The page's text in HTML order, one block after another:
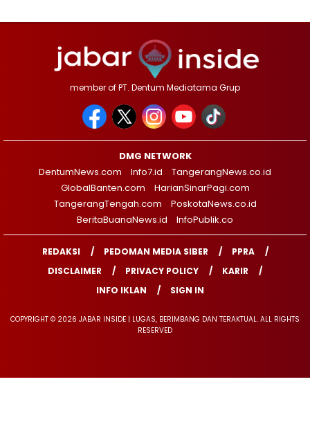
member of PT. Dentum Mediatama Grup
DMG NETWORK
DentumNews.com
Info7.id
TangerangNews.co.id
GlobalBanten.com
HarianSinarPagi.com
TangerangTengah.com
PoskotaNews.co.id
BeritaBuanaNews.id
InfoPublik.co
REDAKSI PEDOMAN MEDIA SIBER
PPRA
DISCLAIMER
PRIVACY POLICY
KARIR
INFO IKLAN
SIGN IN
COPYRIGHT © 2026 JABAR INSIDE | LUGAS, BERIMBANG DAN TERAKTUAL. ALL RIGHTS
RESERVED